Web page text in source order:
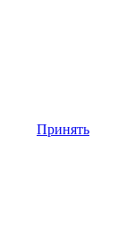
Принять